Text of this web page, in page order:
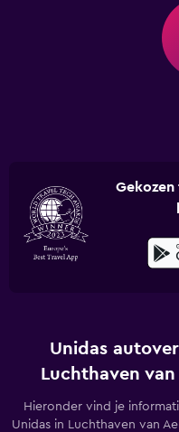
Unidas
Luchthaven
Hieronder vind je
Unidas in Luchthaven van